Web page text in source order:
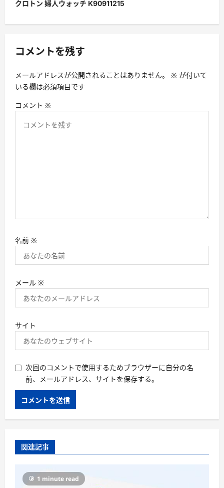
ー
ョ
クロトン 婦人ウォッチ K90911215
コメントを残す
メールアドレスが公開されることはありません。 ※ が付いて
いる欄は必須項目です
コメント ※
名前 ※
メール ※
サイト
次回のコメントで使用するためブラウザーに自分の名
前、メールアドレス、サイトを保存する。
関連記事
1 minute read